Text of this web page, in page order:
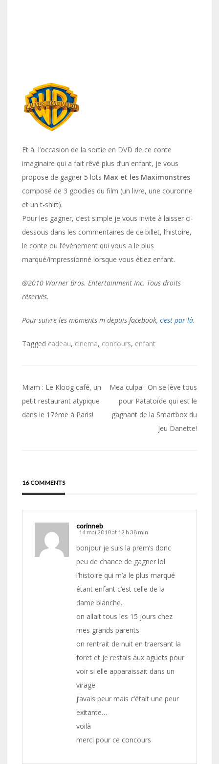
Et à l’occasion de la sortie en DVD de ce conte
imaginaire qui a fait rêvé plus d’un enfant, je vous
propose de gagner 5 lots Max et les Maximonstres
composé de 3 goodies du film (un livre, une couronne
et un t-shirt).
Pour les gagner, c’est simple je vous invite à laisser ci-
dessous dans les commentaires de ce billet, l’histoire,
le conte ou l’évènement qui vous a le plus
marqué/impressionné lorsque vous étiez enfant.
@2010 Warner Bros. Entertainment Inc. Tous droits
réservés.
Pour suivre les moments m depuis facebook, c’est par là.
Tagged cadeau, cinema, concours, enfant
Navigation
de
l’article
Miam : Le Kloog café, un
petit restaurant atypique
dans le 17ème à Paris!
Mea culpa : On se lève tous
pour Patatoïde qui est le
gagnant de la Smartbox du
jeu Danette!
16 COMMENTS
corinneb
14 mai 2010 at 12 h 38 min
bonjour je suis la prem’s donc
peu de chance de gagner lol
l’histoire qui m’a le plus marqué
étant enfant c’est celle de la
dame blanche..
on allait tous les 15 jours chez
mes grands parents
on rentrait de nuit en traersant la
foret et je restais aux aguets pour
voir si elle apparaissait dans un
virage
j’avais peur mais c’était une peur
exitante…
voilà
merci pour ce concours